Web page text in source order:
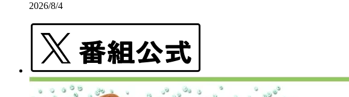
2026/8/4